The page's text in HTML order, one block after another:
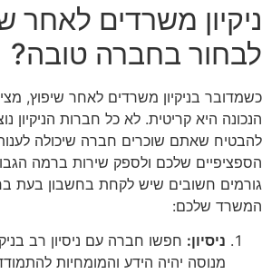
ניקיון משרדים לאחר
לבחור בחברה טובה?
כשמדובר בניקיון משרדים לאחר שיפוץ,
הנכונה היא קריטית. לא כל חברות הניקיון
להבטיח שאתם שוכרים חברה שיכולה
הספציפיים שלכם ולספק שירות ברמה
גורמים חשובים שיש לקחת בחשבון בעת
המשרד שלכם:
ניסיון: חפשו חברה עם ניסיון רב
מנוסה יהיה הידע והמומחיות